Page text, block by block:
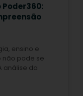
Poder360:
ensino e
não pode se
análise da